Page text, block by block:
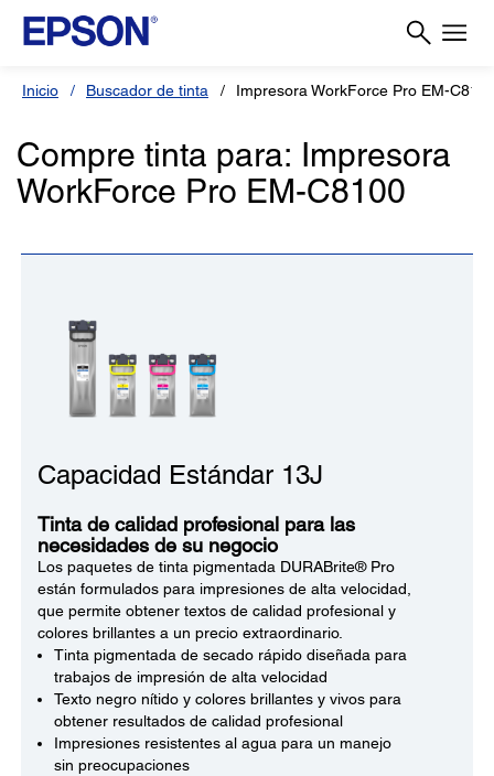
Inicio Buscador de tinta Impresora WorkForce Pro EM-
Compre tinta para: Impresora
WorkForce Pro EM-C8100
Capacidad Estándar 13J
Tinta de calidad profesional para las
necesidades de su negocio
Los paquetes de tinta pigmentada DURABrite® Pro
están formulados para impresiones de alta velocidad,
que permite obtener textos de calidad profesional y
colores brillantes a un precio extraordinario.
Tinta pigmentada de secado rápido diseñada para
trabajos de impresión de alta velocidad
Texto negro nítido y colores brillantes y vivos para
obtener resultados de calidad profesional
Impresiones resistentes al agua para un manejo
sin preocupaciones